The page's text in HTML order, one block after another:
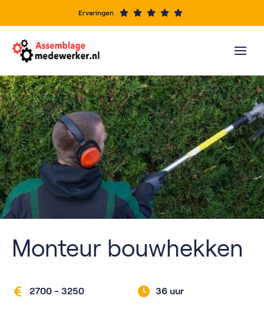
Ervaringen
Monteur bouwhekken
2700 - 3250 36 uur